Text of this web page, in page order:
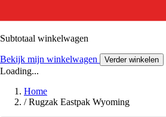
Subtotaal winkelwagen
Bekijk mijn winkelwagen Verder winkelen
Loading...
Home
/ Rugzak Eastpak Wyoming